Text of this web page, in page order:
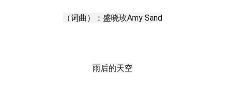
（词曲）：盛晓玫Amy Sand
雨后的天空